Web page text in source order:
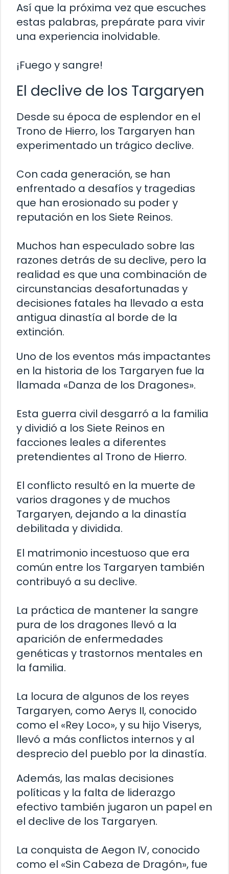
Así que la próxima vez que escuches
estas palabras, prepárate para vivir
una experiencia inolvidable.
¡Fuego y sangre!
El declive de los Targaryen
Desde su época de esplendor en el
Trono de Hierro, los Targaryen han
experimentado un trágico declive.
Con cada generación, se han
enfrentado a desafíos y tragedias
que han erosionado su poder y
reputación en los Siete Reinos.
Muchos han especulado sobre las
razones detrás de su declive, pero la
realidad es que una combinación de
circunstancias desafortunadas y
decisiones fatales ha llevado a esta
antigua dinastía al borde de la
extinción.
Uno de los eventos más impactantes
en la historia de los Targaryen fue la
llamada «Danza de los Dragones».
Esta guerra civil desgarró a la familia
y dividió a los Siete Reinos en
facciones leales a diferentes
pretendientes al Trono de Hierro.
El conflicto resultó en la muerte de
varios dragones y de muchos
Targaryen, dejando a la dinastía
debilitada y dividida.
El matrimonio incestuoso que era
común entre los Targaryen también
contribuyó a su declive.
La práctica de mantener la sangre
pura de los dragones llevó a la
aparición de enfermedades
genéticas y trastornos mentales en
la familia.
La locura de algunos de los reyes
Targaryen, como Aerys II, conocido
como el «Rey Loco», y su hijo Viserys,
llevó a más conflictos internos y al
desprecio del pueblo por la dinastía.
Además, las malas decisiones
políticas y la falta de liderazgo
efectivo también jugaron un papel en
el declive de los Targaryen.
La conquista de Aegon IV, conocido
como el «Sin Cabeza de Dragón», fue